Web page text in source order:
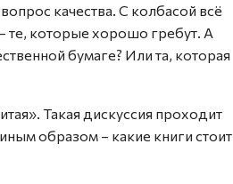
качества. С колбасой всё
те, которые хорошо гребут. А
бумаге? Или та, которая
Такая дискуссия проходит
образом – какие книги стоит